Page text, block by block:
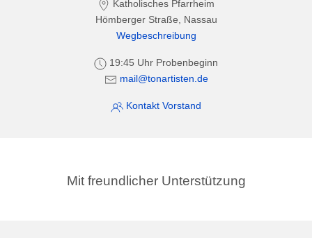
Katholisches Pfarrheim
Hömberger Straße, Nassau
Wegbeschreibung
19:45 Uhr Probenbeginn
mail@tonartisten.de
Kontakt Vorstand
Mit freundlicher Unterstützung